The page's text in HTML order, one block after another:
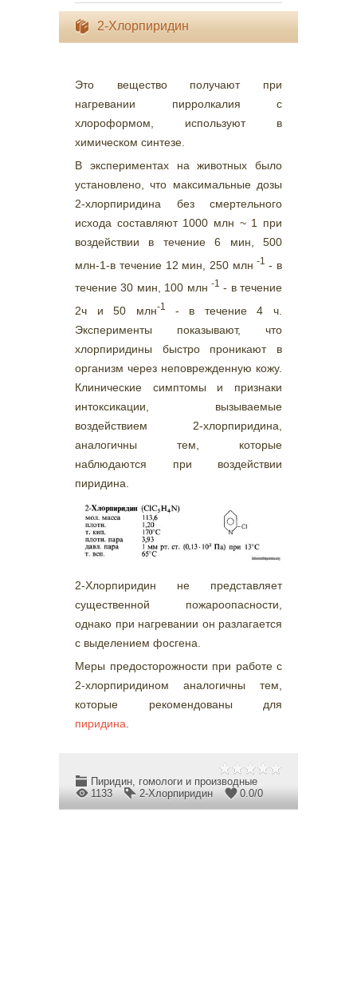
2-Хлорпиридин
Это вещество получают при
нагревании пирролкалия с
хлороформом, используют в
химическом синтезе.
В экспериментах на животных было
установлено, что максимальные дозы
2-хлорпиридина без смертельного
исхода составляют 1000 млн ~ 1 при
воздействии в течение 6 мин, 500
млн-1-в течение 12 мин, 250 млн -1 - в
течение 30 мин, 100 млн -1 - в течение
2ч и 50 млн-1 - в течение 4 ч.
Эксперименты показывают, что
хлорпиридины быстро проникают в
организм через неповрежденную кожу.
Клинические симптомы и признаки
интоксикации, вызываемые
воздействием 2-хлорпиридина,
аналогичны тем, которые
наблюдаются при воздействии
пиридина.
2-Хлорпиридин не представляет
существенной пожароопасности,
однако при нагревании он разлагается
с выделением фосгена.
Меры предосторожности при работе с
2-хлорпиридином аналогичны тем,
которые рекомендованы для
пиридина
Пиридин, гомологи и производные
1133
2-Хлорпиридин 0.0/0